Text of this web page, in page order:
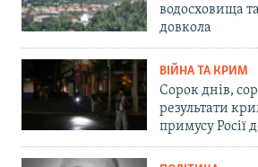
водосховища
довкола
ВІЙНА ТА КРИМ
Сорок днів,
результати
примусу Росії